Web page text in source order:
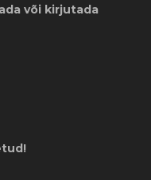
või kirjutada